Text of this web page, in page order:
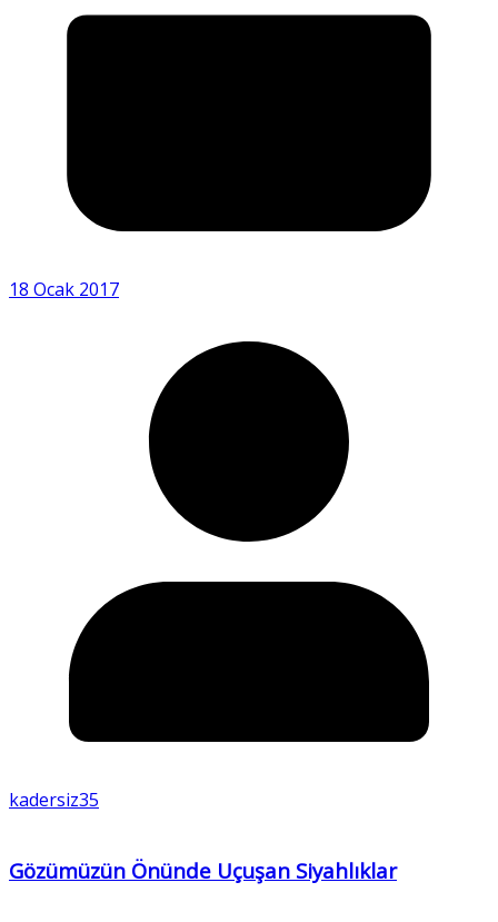
18 Ocak 2017
kadersiz35
Gözümüzün Önünde Uçuşan Siyahlıklar